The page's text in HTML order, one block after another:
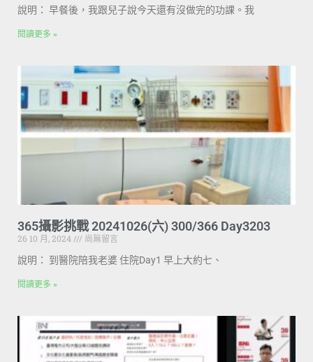
說明： 早餐後，我跟兒子說今天還有沒做完的功課。我
閱讀更多 »
365攝影挑戰 20241026(六) 300/366 Day3203
26 10 月, 2024
尚無留言
說明： 到醫院陪我老婆 住院Day1 早上大約七、
閱讀更多 »